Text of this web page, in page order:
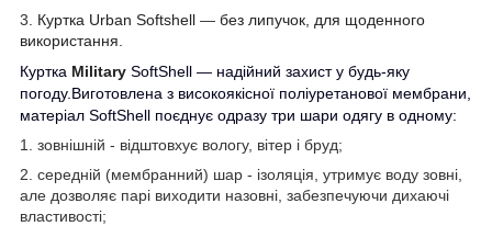
3. Куртка Urban Softshell — без липучок, для щоденного
використання.
Куртка Military SoftShell — надійний захист у будь-яку
погоду. Виготовлена з високоякісної поліуретанової мембрани,
матеріал SoftShell поєднує одразу три шари одягу в одному:
1. зовнішній - відштовхує вологу, вітер і бруд;
2. середній (мембранний) шар - ізоляція, утримує воду зовні,
але дозволяє парі виходити назовні, забезпечуючи дихаючі
властивості;